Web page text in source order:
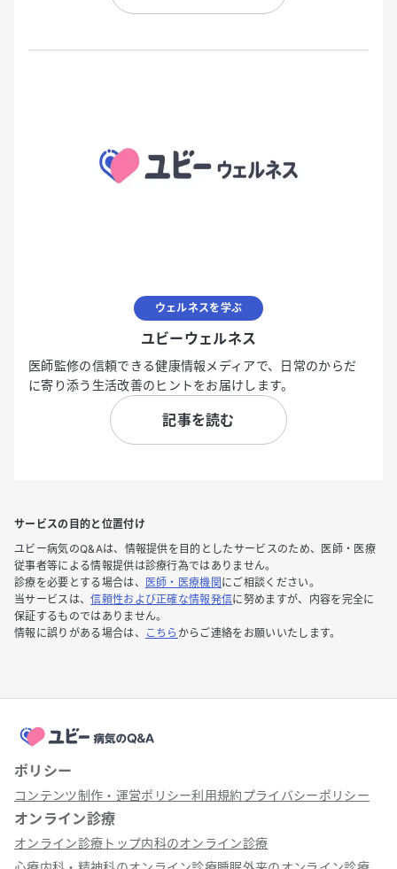
ウェルネスを学ぶ
ユビーウェルネス
医師監修の信頼できる健康情報メディアで、日常のからだ
に寄り添う生活改善のヒントをお届けします。
記事を読む
サービスの目的と位置付け
ユビー病気のQ&Aは、情報提供を目的としたサービスのため、医師・医療
従事者等による情報提供は診療行為ではありません。
診療を必要とする場合は、
医師・医療機関 にご相談ください。
当サービスは、信頼性および正確な情報発信に努めますが、内容を完全に
保証するものではありません。
情報に誤りがある場合は、
こちら からご連絡をお願いいたします。
ポリシー
コンテンツ制作・運営ポリシー利用規約プライバシーポリシー
オンライン診療
オンライン診療トップ内科のオンライン診療